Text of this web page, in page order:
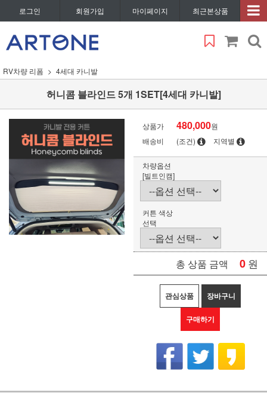
로그인 회원가입 마이페이지 최근본상품
RV차량 리폼 4세대 카니발
허니콤 블라인드 5개 1SET[4세대 카니발]
상품가 480,000원
배송비
(조건) 지역별
차량옵션
[빌트인캠]
커튼 색상
선택
총 상품 금액 0 원
관심상품 장바구니
구매하기